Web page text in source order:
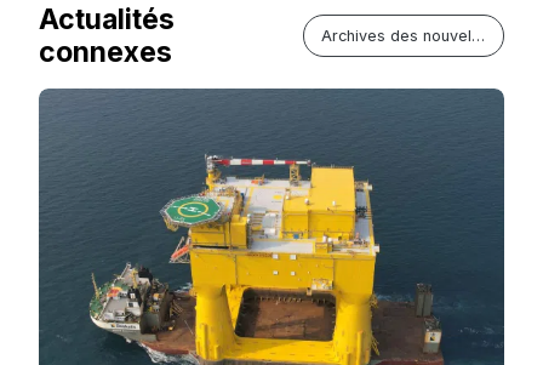
Actualités
connexes
Archives des nouvelles